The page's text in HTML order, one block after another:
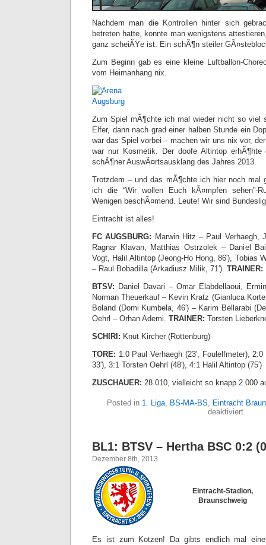
Nachdem man die Kontrollen hinter sich
betreten hatte, konnte man wenigstens
ganz scheiÃŸe ist. Ein schÃ¶n steiler
Zum Beginn gab es eine kleine Luftballon-
vom Heimanhang nix.
Zum Spiel mÃ¶chte ich mal wieder nicht so viel
Elfer, dann nach grad einer halben Stunde ein
war das Spiel vorbei – machen wir uns nix vor,
war nur Kosmetik. Der doofe Altintop
schÃ¶ner AuswÃ¤rtsausklang des Jahres 2013.
Trotzdem – und das mÃ¶chte ich hier noch mal
ich die “Wir wollen Euch kÃ¤mpfen sehen”-
Wenigen beschÃ¤mend. Leute! Wir sind
Eintracht ist alles!
FC AUGSBURG: Marwin Hitz – Paul Verhaegh,
Ragnar Klavan, Matthias Ostrzolek – Daniel
Vogt, Halil Altintop (Jeong-Ho Hong, 86′), Tobias
– Raul Bobadilla (Arkadiusz Milik, 71′). TRAINER:
BTSV: Daniel Davari – Omar Elabdellaoui,
Norman Theuerkauf – Kevin Kratz (Gianluca
Boland (Domi Kumbela, 46′) – Karim Bellarabi
Oehrl – Orhan Ademi. TRAINER: Torsten
SCHIRI: Knut Kircher (Rottenburg)
TORE: 1:0 Paul Verhaegh (23′, Foulelfmeter),
33′), 3:1 Torsten Oehrl (48′), 4:1 Halil Altintop (75′)
ZUSCHAUER: 28.010, vielleicht so knapp 2.000
Posted in 1. Liga, BS-MA-BS, Eintracht
deaktiviertfür
–
BTSV
BL1: BTSV – Hertha BSC 0:2
Dezember 8th, 2013
Eintracht-Stadion,
Braunschweig
Es ist zum Kotzen! Da gibts endlich mal